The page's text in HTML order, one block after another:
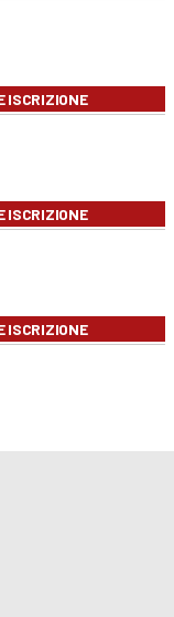
ISCRIZIONE
ISCRIZIONE
ISCRIZIONE